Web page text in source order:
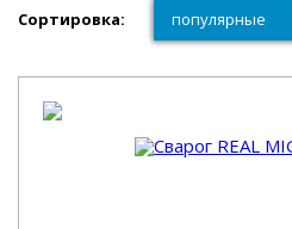
Сортировка: популярные
популярные